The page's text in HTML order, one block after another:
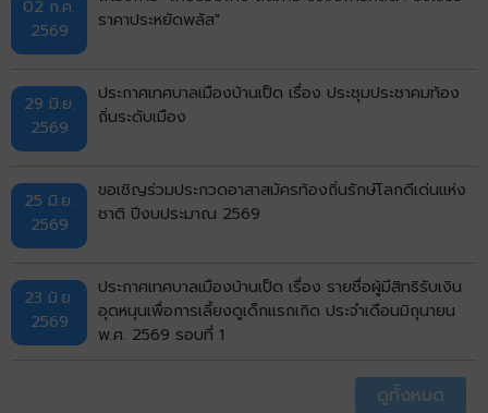
02 ก.ค.
2569
ราคาประหยัดพลัส"
29 มิ.ย.
2569
ประกาศเทศบาลเมืองบ้านเป็ด เรื่อง ประชุมประชาคมท้อง
ถิ่นระดับเมือง
25 มิ.ย.
2569
ขอเชิญร่วมประกวดอาสาสมัครท้องถิ่นรักษ์โลกดีเด่นแห่ง
ชาติ ปีงบประมาณ 2569
23 มิ.ย.
2569
ประกาศเทศบาลเมืองบ้านเป็ด เรื่อง รายชื่อผู้มีสิทธิรับเงิน
อุดหนุนเพื่อการเลี้ยงดูเด็กแรกเกิด ประจำเดือนมิถุนายน
พ.ศ. 2569 รอบที่ 1
ดูทั้งหมด